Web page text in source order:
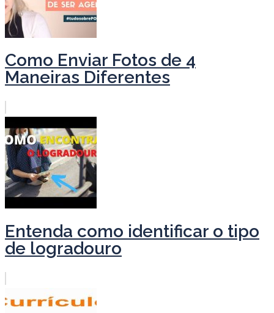
Como Enviar Fotos de 4
Maneiras Diferentes
Entenda como identificar o tipo
de logradouro